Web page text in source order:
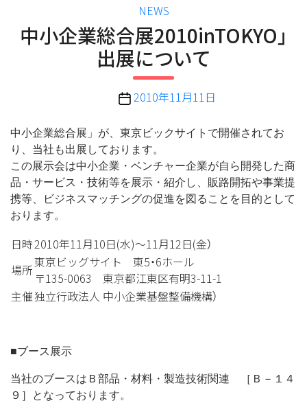
カ
テ
ゴ
リ
ー
NEWS
中小企業総合展2010inTOKYO」
出展について
投
日
2010年11月11日
中小企業総合展」が、東京ビックサイトで開催されてお
り、当社も出展しております。
この展示会は中小企業・ベンチャー企業が自ら開発した商
品・サービス・技術等を展示・紹介し、販路開拓や事業提
携等、ビジネスマッチングの促進を図ることを目的として
おります。
日時2010年11月10日(水)～11月12日(金）
場所東京ビッグサイト 東5・6ホール
〒135-0063 東京都江東区有明3-11-1
主催独立行政法人 中小企業基盤整備機構）
■ブース展示
当社のブースはＢ部品・材料・製造技術関連 ［Ｂ－１４
９］となっております。